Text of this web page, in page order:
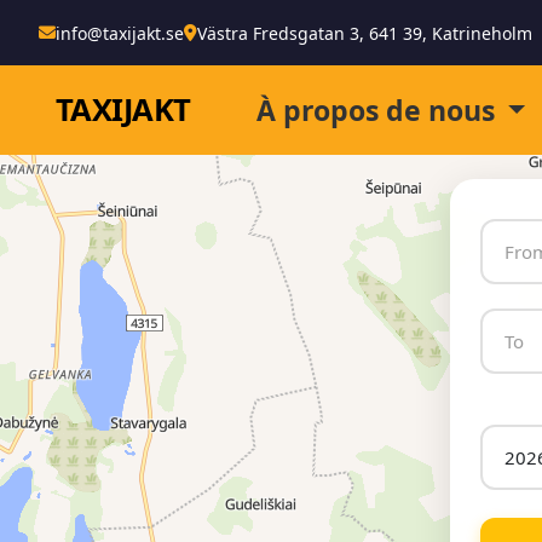
info@taxijakt.se Västra Fredsgatan 3, 641 39, Katrineholm
TAXIJAKT À propos de nous